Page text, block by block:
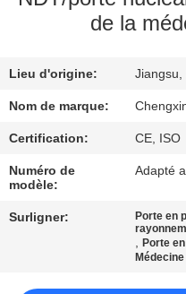
DE
QUALITÉ
CONTACTEZ-
NOUS
NOUVELLES
de la
Lieu d'origine: Jiangsu,
Nom de marque:
Certification: CE, ISO
Numéro de
modèle:
Adapté
Surligner:
Porte en
,Porte